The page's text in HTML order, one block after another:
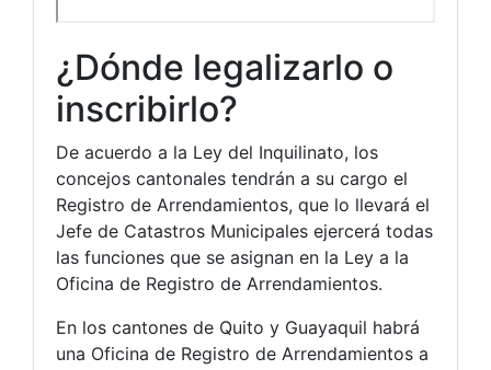
¿Dónde legalizarlo o
inscribirlo?
De acuerdo a la Ley del Inquilinato, los
concejos cantonales tendrán a su cargo el
Registro de Arrendamientos, que lo llevará el
Jefe de Catastros Municipales ejercerá todas
las funciones que se asignan en la Ley a la
Oficina de Registro de Arrendamientos.
En los cantones de Quito y Guayaquil habrá
una Oficina de Registro de Arrendamientos a